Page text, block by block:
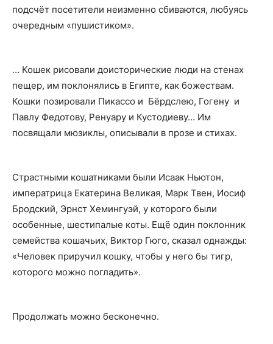
подсчёт посетители неизменно сбиваются, любуясь
очередным «пушистиком».
… Кошек рисовали доисторические люди на стенах
пещер, им поклонялись в Египте, как божествам.
Кошки позировали Пикассо и Бёрдслею, Гогену и
Павлу Федотову, Ренуару и Кустодиеву… Им
посвящали мюзиклы, описывали в прозе и стихах.
Страстными кошатниками были Исаак Ньютон,
императрица Екатерина Великая, Марк Твен, Иосиф
Бродский, Эрнст Хемингуэй, у которого были
особенные, шестипалые коты. Ещё один поклонник
семейства кошачьих, Виктор Гюго, сказал однажды:
«Человек приручил кошку, чтобы у него бы тигр,
которого можно погладить».
Продолжать можно бесконечно.